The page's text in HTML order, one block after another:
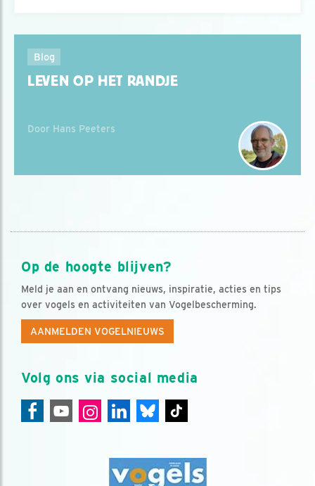
Blog
LEVEN OP HET RANDJE
Door Hans Peeters
Op de hoogte blijven?
Meld je aan en ontvang nieuws, inspiratie, acties en tips
over vogels en activiteiten van Vogelbescherming.
AANMELDEN VOGELNIEUWS
Volg ons via social media